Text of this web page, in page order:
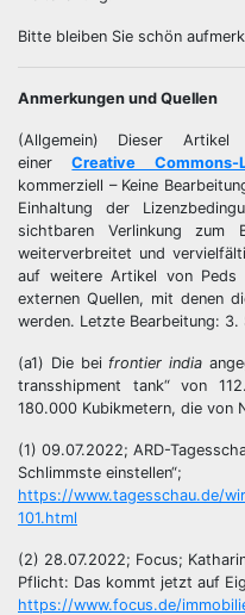
Bitte bleiben Sie schön
Anmerkungen und Quellen
(Allgemein) Dieser
einerCreative Commons-
kommerziell – Keine
Einhaltung der
sichtbaren Verlinkung
weiterverbreitet und
auf weitere Artikel von
externen Quellen, mit denen
werden. Letzte Bearbeitung: 3.
(a1) Die beifrontier india
transshipment tank“ von
180.000 Kubikmetern, die von
(1) 09.07.2022; ARD-
Schlimmste einstellen“;
https://www.tagesschau.de/
101.html
(2) 28.07.2022; Focus;
Pflicht: Das kommt jetzt auf
https://www.focus.de/